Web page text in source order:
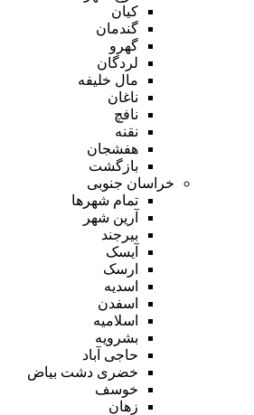
کیان
گندمان
گهرو
لردگان
مال خلیفه
ناغان
نافچ
نقنه
هفشجان
بازگشت
خراسان جنوبی
تمام شهر‌ها
آرین شهر
بیرجند
آیسک
ارسک
اسدیه
اسفدن
اسلامیه
بشرویه
حاجی آباد
خضری دشت بیاض
خوسف
زهان